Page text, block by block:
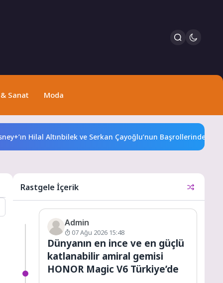
Sanat Moda
Hilal Altınbilek ve Serkan Çayoğlu’nun Başrollerinde Yer
Rastgele İçerik
Admin
07 Ağu 2026 15:48
Dünyanın en ince ve en güçlü
katlanabilir amiral gemisi
HONOR Magic V6 Türkiye’de